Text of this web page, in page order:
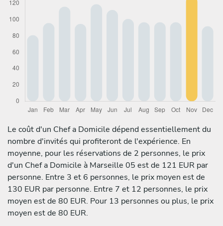
Le coût d'un Chef a Domicile dépend essentiellement du
nombre d'invités qui profiteront de l'expérience. En
moyenne, pour les réservations de 2 personnes, le prix
d'un Chef a Domicile à Marseille 05 est de 121 EUR par
personne. Entre 3 et 6 personnes, le prix moyen est de
130 EUR par personne. Entre 7 et 12 personnes, le prix
moyen est de 80 EUR. Pour 13 personnes ou plus, le prix
moyen est de 80 EUR.